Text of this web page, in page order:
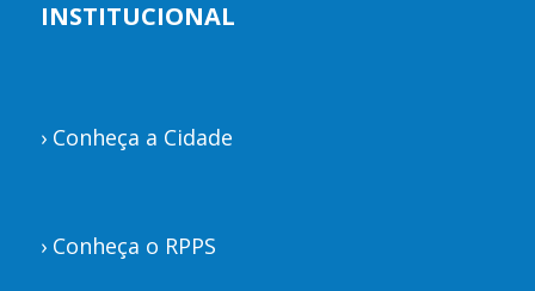
INSTITUCIONAL
› Conheça a Cidade
› Conheça o RPPS